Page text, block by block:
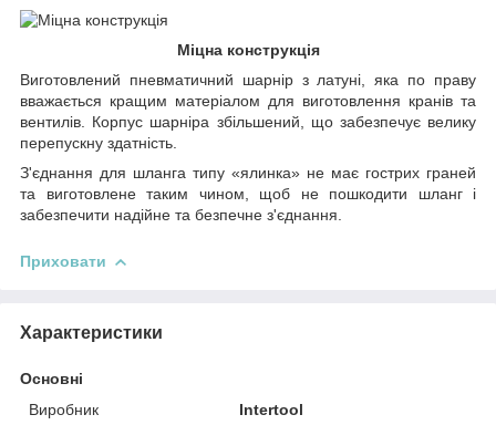
Міцна конструкція
Виготовлений пневматичний шарнір з латуні, яка по праву
вважається кращим матеріалом для виготовлення кранів та
вентилів. Корпус шарніра збільшений, що забезпечує велику
перепускну здатність.
З'єднання для шланга типу «ялинка» не має гострих граней
та виготовлене таким чином, щоб не пошкодити шланг і
забезпечити надійне та безпечне з'єднання.
Приховати
Характеристики
Основні
Виробник
Intertool